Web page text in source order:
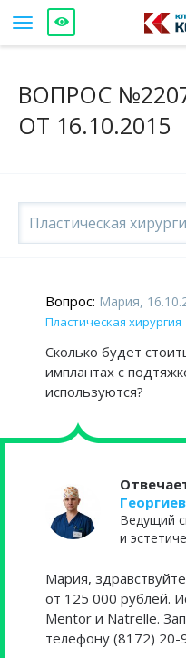
ВОПРОС
ОТ 16.10.2015
Пластическая
Вопрос: Мария,
Пластическая хирургия
Сколько будет
имплантах с
используются?
Ведущий
и
Мария,
от 125 000 рублей.
Mentor и Natrelle.
телефону (8172) 20-